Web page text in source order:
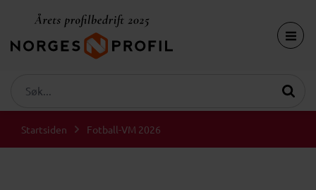
Startsiden Fotball-VM 2026